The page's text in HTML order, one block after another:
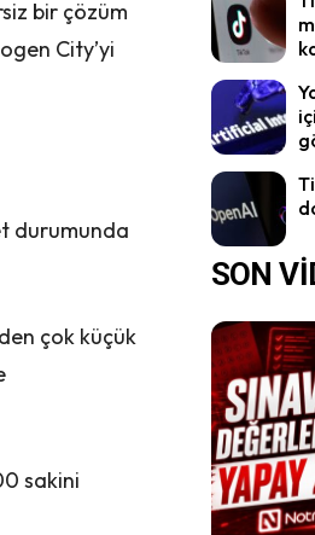
bir çözüm
City’yi
durumunda
çok küçük
sakini
SON